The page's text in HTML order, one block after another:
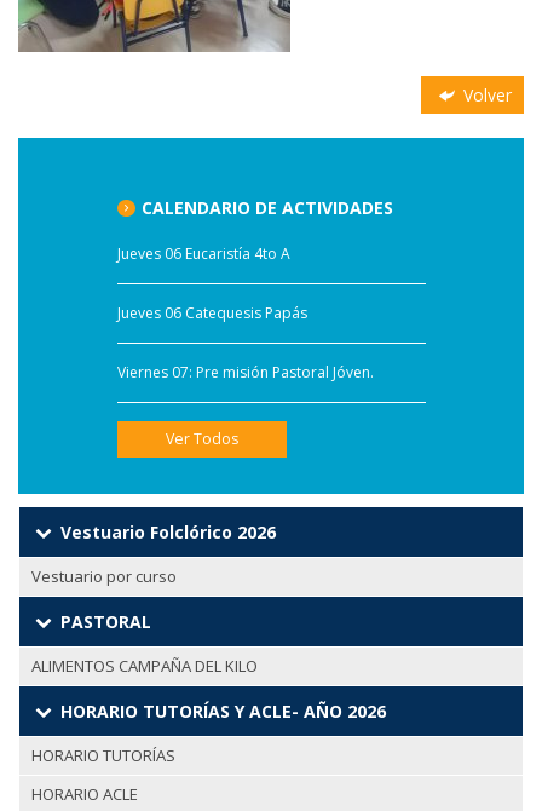
Volver
CALENDARIO DE ACTIVIDADES
Jueves 06 Eucaristía 4to A
Jueves 06 Catequesis Papás
Viernes 07: Pre misión Pastoral Jóven.
Ver Todos
Vestuario Folclórico 2026
Vestuario por curso
PASTORAL
ALIMENTOS CAMPAÑA DEL KILO
HORARIO TUTORÍAS Y ACLE- AÑO 2026
HORARIO TUTORÍAS
HORARIO ACLE